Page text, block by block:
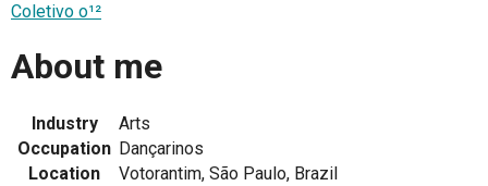
Coletivo o¹²
About me
Industry
Arts
Occupation Dançarinos
Location
Votorantim, São Paulo, Brazil